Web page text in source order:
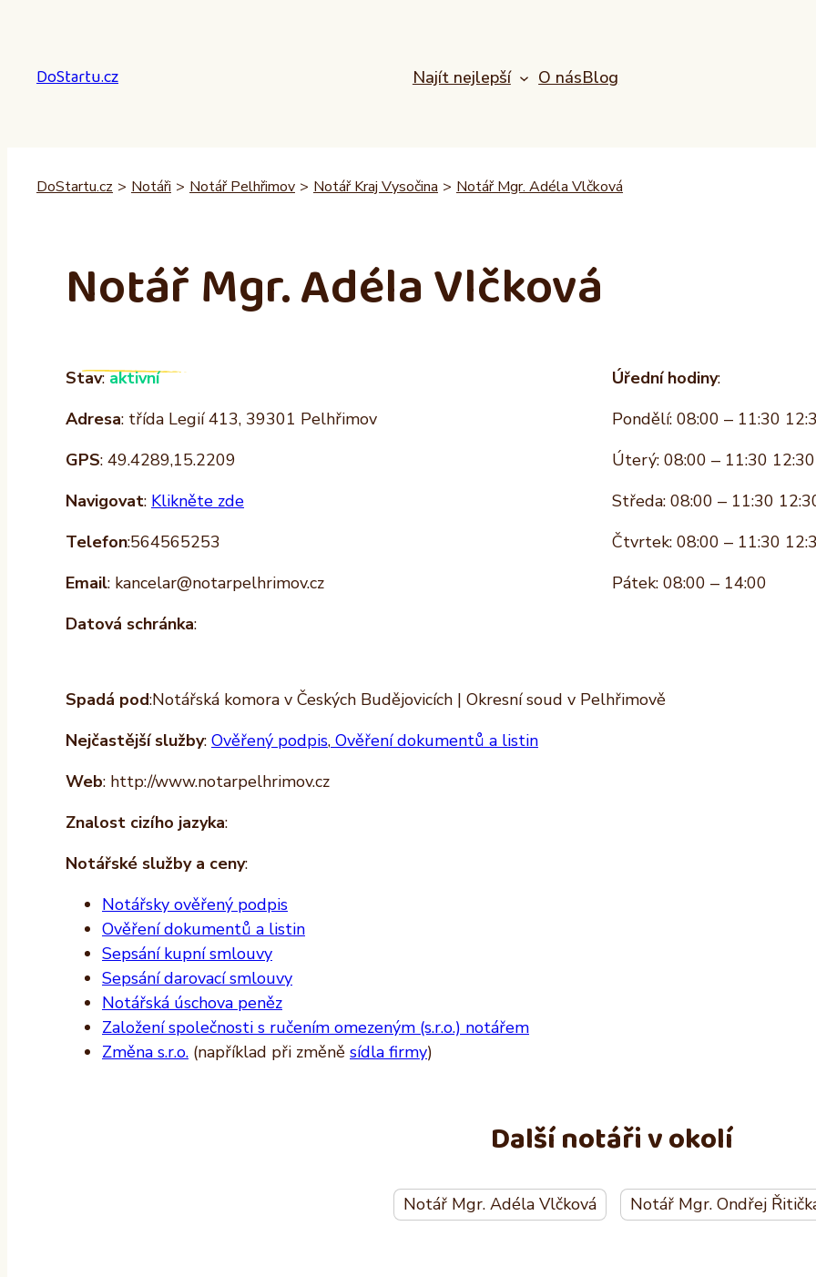
DoStartu.cz Najít nejlepší O násBlog
DoStartu.cz > Notáři > Notář Pelhřimov > Notář Kraj Vysočina > Notář Mgr. Adéla Vlčková
Notář Mgr. Adéla Vlčková
Stav:aktivní
Adresa: třída Legií 413, 39301 Pelhřimov
GPS: 49.4289,15.2209
Navigovat: Klikněte zde
Telefon:564565253
Email: kancelar@notarpelhrimov.cz
Datová schránka:
Úřední hodiny:
Pondělí: 08:00 – 11:30
Úterý: 08:00 – 11:30
Středa: 08:00 – 11:30
Čtvrtek: 08:00 – 11:30
Pátek: 08:00 – 14:00
Spadá pod:Notářská komora v Českých Budějovicích | Okresní soud v Pelhřimově
Nejčastější služby: Ověřený podpis, Ověření dokumentů a listin
Web: http://www.notarpelhrimov.cz
Znalost cizího jazyka:
Notářské služby a ceny:
Notářsky ověřený podpis
Ověření dokumentů a listin
Sepsání kupní smlouvy
Sepsání darovací smlouvy
Notářská úschova peněz
Založení společnosti s ručením omezeným (s.r.o.) notářem
Změna s.r.o. (například při změně sídla firmy)
Další notáři v okolí
Notář Mgr. Adéla Vlčková Notář Mgr. Ondřej